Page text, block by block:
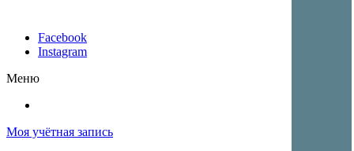
Facebook
Instagram
Меню
Моя учётная запись